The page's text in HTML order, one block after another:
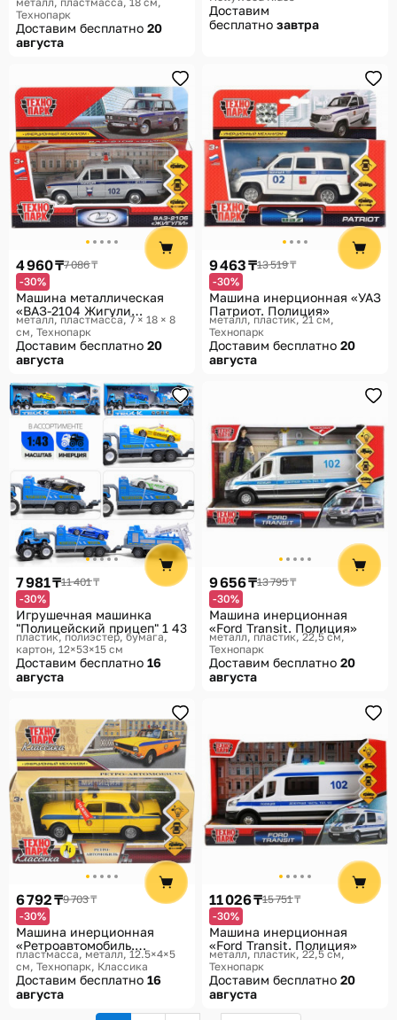
Hunter»
Технопарк
Доставим бесплатно 20
августа
Доставим
бесплатно завтра
4 960 ₸7 086 ₸
-30%
Машина металлическая
«ВАЗ-2104 Жигули
Полиция»
металл, пластмасса, 7 × 18 × 8
см Технопарк
Доставим бесплатно 20
августа
9 463 ₸13 519 ₸
-30%
Машина инерционная «УАЗ
Патриот. Полиция»
металл, пластик, 21 см
Технопарк
Доставим бесплатно 20
августа
7 981 ₸11 401 ₸
-30%
Игрушечная машинка
"Полицейский прицеп" 1 43
пластик, полиэстер, бумага,
картон, 12×53×15 см
Доставим бесплатно 16
августа
9 656 ₸13 795 ₸
-30%
Машина инерционная
«Ford Transit. Полиция»
металл, пластик, 22,5 см
Технопарк
Доставим бесплатно 20
августа
6 792 ₸9 703 ₸
-30%
Машина инерционная
«Ретроавтомобиль.
Милиция»
пластмасса, металл, 12.5×4×5
см Технопарк, Классика
Доставим бесплатно 16
августа
11 026 ₸15 751 ₸
-30%
Машина инерционная
«Ford Transit. Полиция»
металл, пластик, 22,5 см
Технопарк
Доставим бесплатно 20
августа